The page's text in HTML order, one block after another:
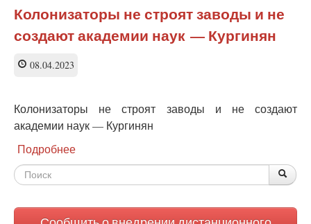
Краснодарского
края:
«казачьему
Колонизаторы не строят заводы и не
создают академии наук — Кургинян
08.04.2023
Колонизаторы не строят заводы и не создают
академии наук — Кургинян
Подробнее
Колонизаторы
строят
заводы
и
Форма